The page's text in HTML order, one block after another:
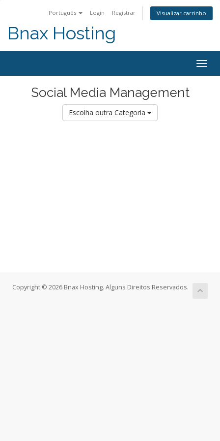
Português Login Registrar Visualizar carrinho
Bnax Hosting
Social Media Management
Escolha outra Categoria
Copyright © 2026 Bnax Hosting. Alguns Direitos Reservados.